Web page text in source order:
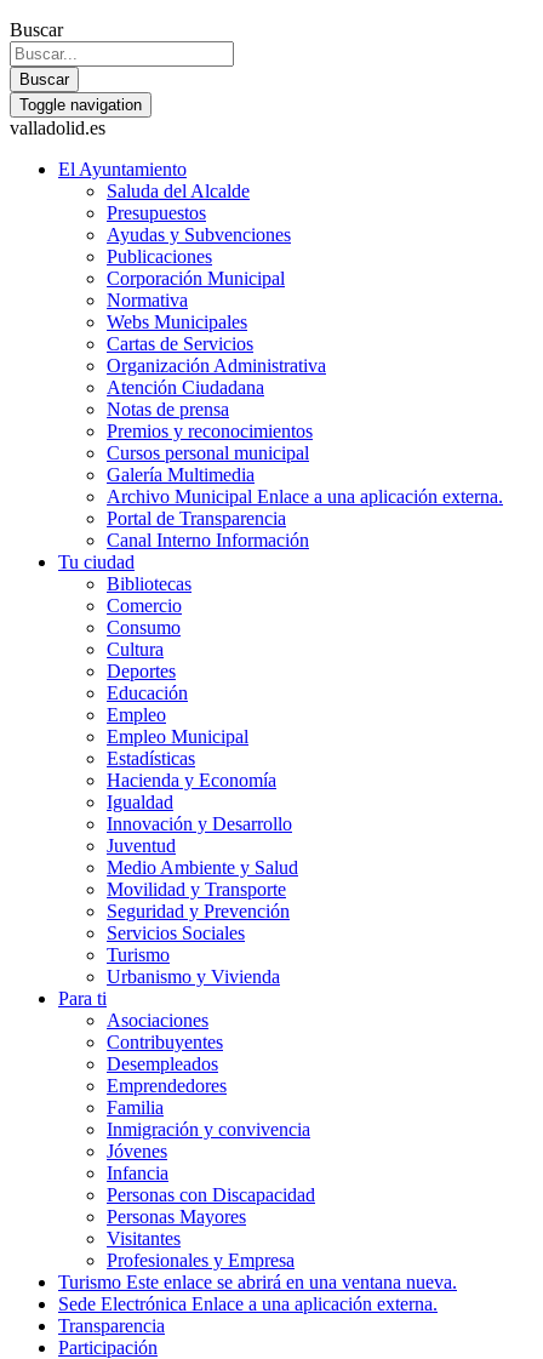
Buscar
Buscar
Toggle navigation
valladolid.es
El Ayuntamiento
Saluda del Alcalde
Presupuestos
Ayudas y Subvenciones
Publicaciones
Corporación Municipal
Normativa
Webs Municipales
Cartas de Servicios
Organización Administrativa
Atención Ciudadana
Notas de prensa
Premios y reconocimientos
Cursos personal municipal
Galería Multimedia
Archivo Municipal Enlace a una aplicación externa.
Portal de Transparencia
Canal Interno Información
Tu ciudad
Bibliotecas
Comercio
Consumo
Cultura
Deportes
Educación
Empleo
Empleo Municipal
Estadísticas
Hacienda y Economía
Igualdad
Innovación y Desarrollo
Juventud
Medio Ambiente y Salud
Movilidad y Transporte
Seguridad y Prevención
Servicios Sociales
Turismo
Urbanismo y Vivienda
Para ti
Asociaciones
Contribuyentes
Desempleados
Emprendedores
Familia
Inmigración y convivencia
Jóvenes
Infancia
Personas con Discapacidad
Personas Mayores
Visitantes
Profesionales y Empresa
Turismo Este enlace se abrirá en una ventana nueva.
Sede Electrónica Enlace a una aplicación externa.
Transparencia
Participación